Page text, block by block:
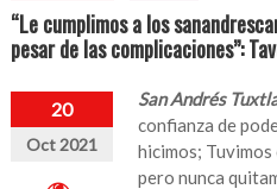
“Le cumplimos a los
pesar de las complicaciones”:
20
Oct 2021
San Andrés
confianza de
hicimos; Tuvimos
pero nunca